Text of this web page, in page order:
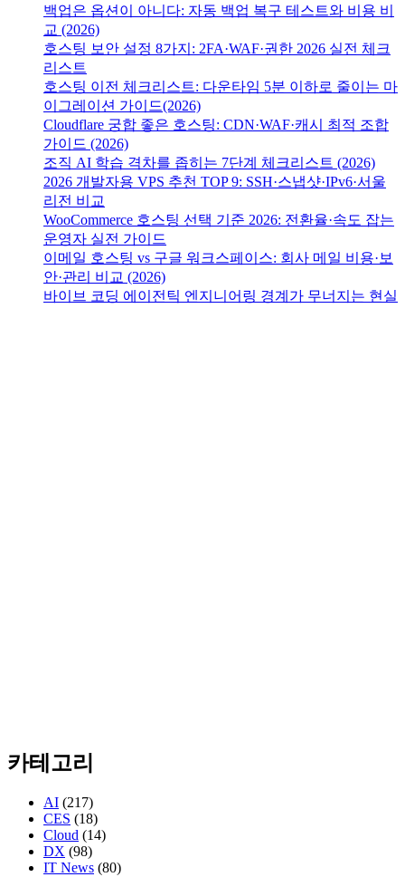
백업은 옵션이 아니다: 자동 백업 복구 테스트와 비용 비
교 (2026)
호스팅 보안 설정 8가지: 2FA·WAF·권한 2026 실전 체크
리스트
호스팅 이전 체크리스트: 다운타임 5분 이하로 줄이는 마
이그레이션 가이드(2026)
Cloudflare 궁합 좋은 호스팅: CDN·WAF·캐시 최적 조합
가이드 (2026)
조직 AI 학습 격차를 좁히는 7단계 체크리스트 (2026)
2026 개발자용 VPS 추천 TOP 9: SSH·스냅샷·IPv6·서울
리전 비교
WooCommerce 호스팅 선택 기준 2026: 전환율·속도 잡는
운영자 실전 가이드
이메일 호스팅 vs 구글 워크스페이스: 회사 메일 비용·보
안·관리 비교 (2026)
바이브 코딩 에이전틱 엔지니어링 경계가 무너지는 현실
카테고리
AI (217)
CES (18)
Cloud (14)
DX (98)
IT News (80)